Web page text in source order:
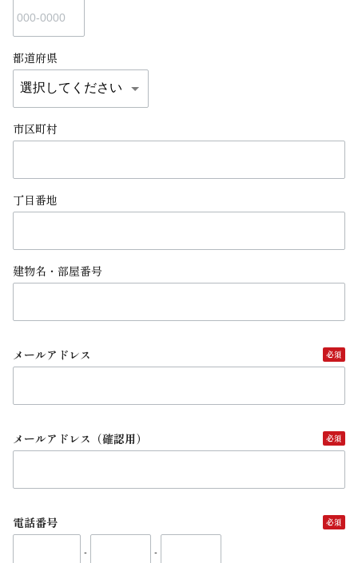
都道府県
市区町村
丁目番地
建物名・部屋番号
メールアドレス
メールアドレス（確認用）
電話番号
-
-